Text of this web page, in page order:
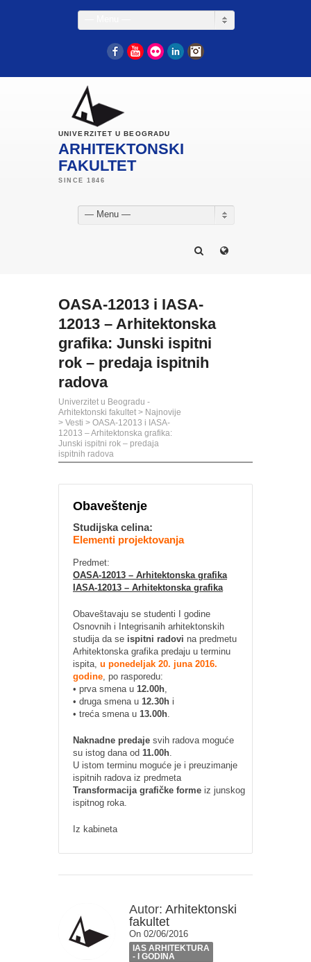
FacebookYouTube
Flickr LinkedIn
UNIVERZITET U BEOGRADU
ARHITEKTONSKI
FAKULTET
— Menu —
OASA-12013 i IASA-
12013 – Arhitektonska
grafika: Junski ispitni
rok – predaja ispitnih
radova
Univerzitet u Beogradu -
Arhitektonski fakultet > Najnovije
> Vesti > OASA-12013 i IASA-
12013 – Arhitektonska grafika:
Junski ispitni rok – predaja
ispitnih radova
Obaveštenje
Studijska celina:
Elementi projektovanja
Predmet:
OASA-12013 – Arhitektonska grafika
IASA-12013 – Arhitektonska grafika
Obaveštavaju se studenti I godine
Osnovnih i Integrisanih arhitektonskih
studija da se ispitni radovi na predmetu
Arhitektonska grafika predaju u terminu
ispita, u ponedeljak 20. juna 2016.
godine, po rasporedu:
• prva smena u 12.00h,
• druga smena u 12.30h i
• treća smena u 13.00h.
Naknadne predaje svih radova moguće
su istog dana od 11.00h.
U istom terminu moguće je i preuzimanje
ispitnih radova iz predmeta
Transformacija grafičke forme iz junskog
ispitnog roka.
Iz kabineta
Autor: Arhitektonski
fakultet
On 02/06/2016
IAS ARHITEKTURA
- I GODINA